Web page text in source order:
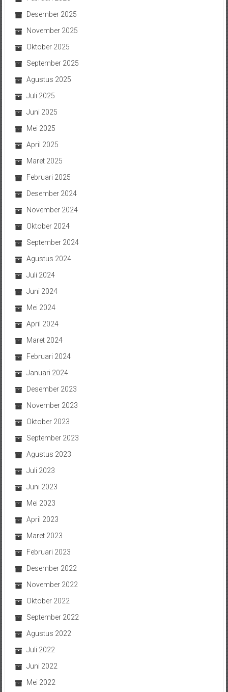
Desember 2025
November 2025
Oktober 2025
September 2025
Agustus 2025
Juli 2025
Juni 2025
Mei 2025
April 2025
Maret 2025
Februari 2025
Desember 2024
November 2024
Oktober 2024
September 2024
Agustus 2024
Juli 2024
Juni 2024
Mei 2024
April 2024
Maret 2024
Februari 2024
Januari 2024
Desember 2023
November 2023
Oktober 2023
September 2023
Agustus 2023
Juli 2023
Juni 2023
Mei 2023
April 2023
Maret 2023
Februari 2023
Desember 2022
November 2022
Oktober 2022
September 2022
Agustus 2022
Juli 2022
Juni 2022
Mei 2022